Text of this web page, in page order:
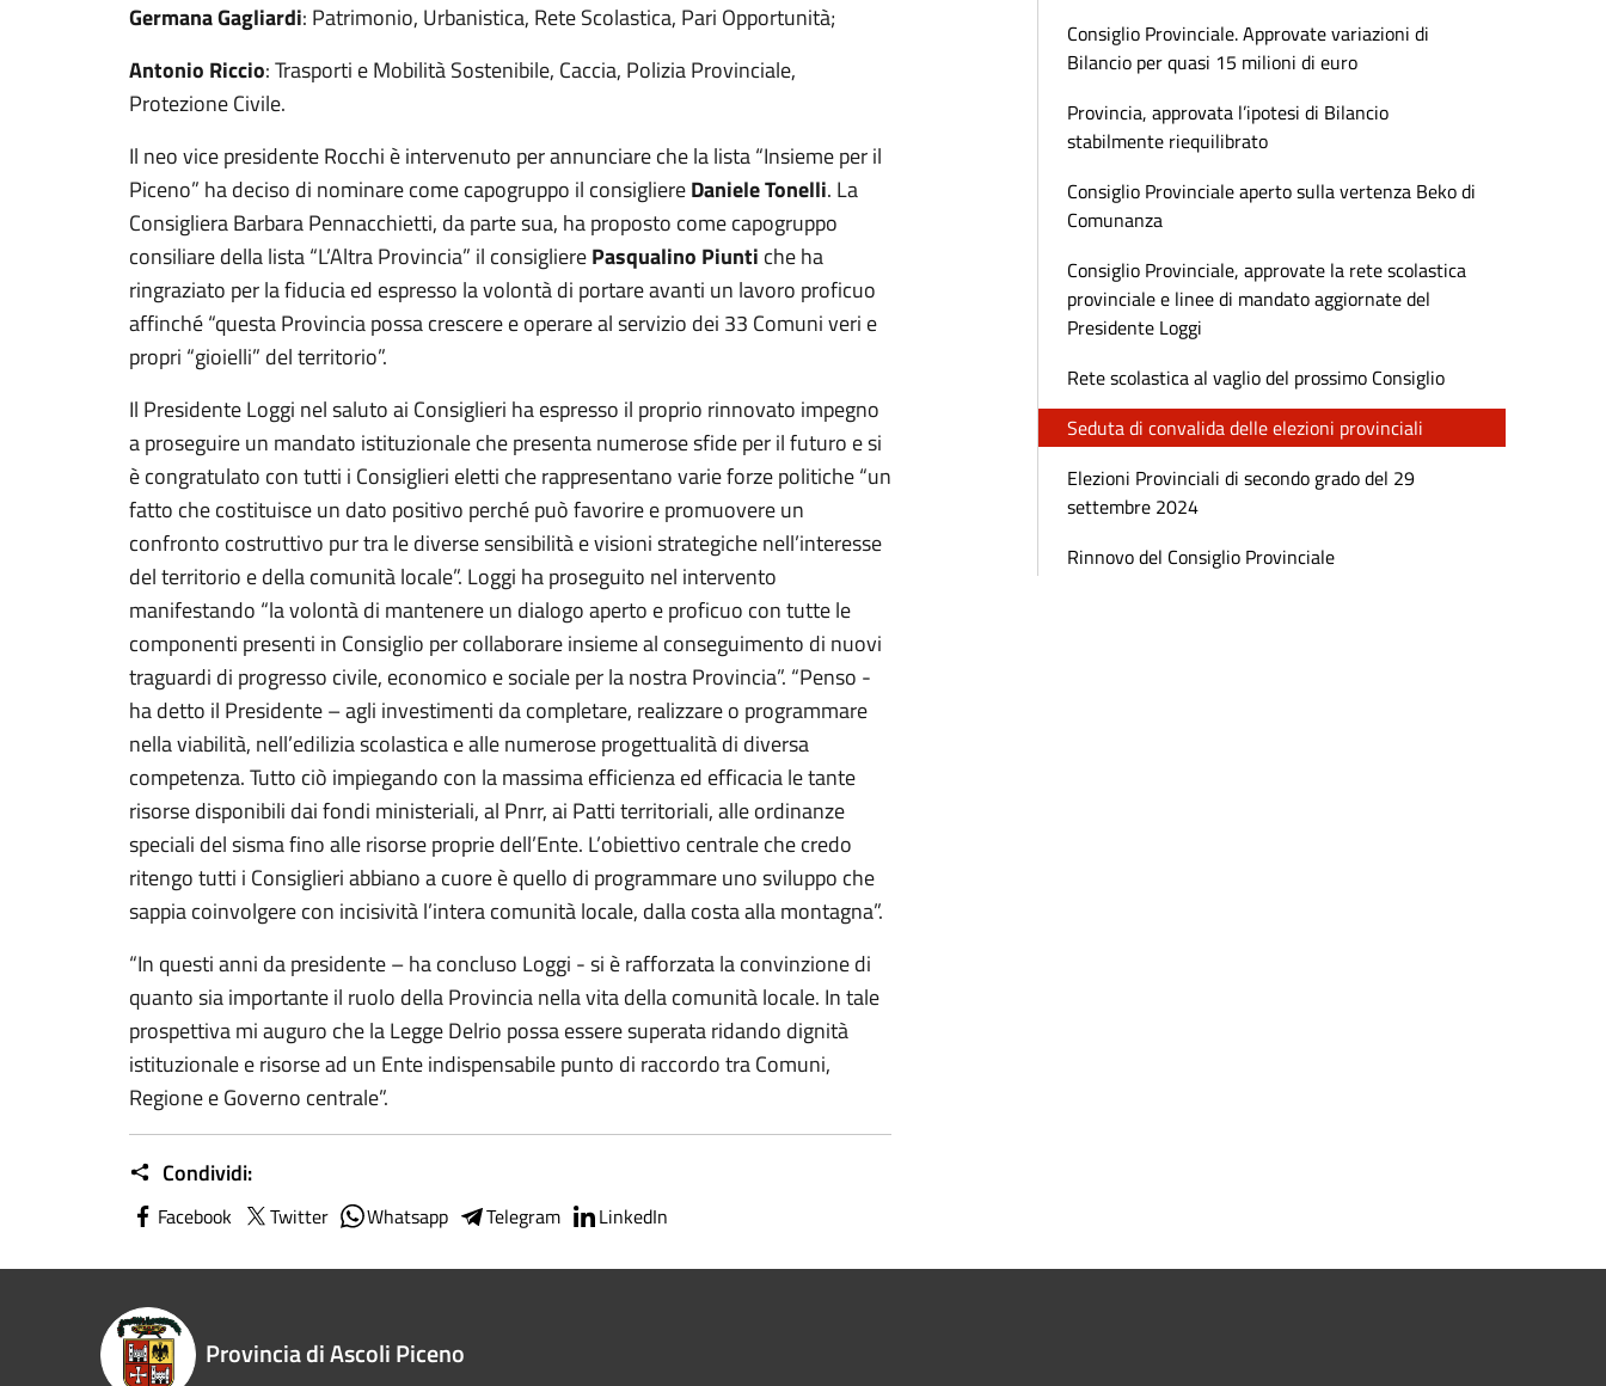
Germana Gagliardi: Patrimonio, Urbanistica, Rete Scolastica, Pari Opportunità;
Antonio Riccio: Trasporti e Mobilità Sostenibile, Caccia, Polizia Provinciale,
Protezione Civile.
Il neo vice presidente Rocchi è intervenuto per annunciare che la lista “Insieme per il
Piceno” ha deciso di nominare come capogruppo il consigliereDaniele Tonelli. La
Consigliera Barbara Pennacchietti, da parte sua, ha proposto come capogruppo
consiliare della lista “L’Altra Provincia” il consiglierePasqualino Piunti che ha
ringraziato per la fiducia ed espresso la volontà di portare avanti un lavoro proficuo
affinché “questa Provincia possa crescere e operare al servizio dei 33 Comuni veri e
propri “gioielli” del territorio”.
Il Presidente Loggi nel saluto ai Consiglieri ha espresso il proprio rinnovato impegno
a proseguire un mandato istituzionale che presenta numerose sfide per il futuro e si
è congratulato con tutti i Consiglieri eletti che rappresentano varie forze politiche “un
fatto che costituisce un dato positivo perché può favorire e promuovere un
confronto costruttivo pur tra le diverse sensibilità e visioni strategiche nell’interesse
del territorio e della comunità locale”. Loggi ha proseguito nel intervento
manifestando “la volontà di mantenere un dialogo aperto e proficuo con tutte le
componenti presenti in Consiglio per collaborare insieme al conseguimento di nuovi
traguardi di progresso civile, economico e sociale per la nostra Provincia”. “Penso -
ha detto il Presidente – agli investimenti da completare, realizzare o programmare
nella viabilità, nell’edilizia scolastica e alle numerose progettualità di diversa
competenza. Tutto ciò impiegando con la massima efficienza ed efficacia le tante
risorse disponibili dai fondi ministeriali, al Pnrr, ai Patti territoriali, alle ordinanze
speciali del sisma fino alle risorse proprie dell’Ente. L’obiettivo centrale che credo
ritengo tutti i Consiglieri abbiano a cuore è quello di programmare uno sviluppo che
sappia coinvolgere con incisività l’intera comunità locale, dalla costa alla montagna”.
“In questi anni da presidente – ha concluso Loggi - si è rafforzata la convinzione di
quanto sia importante il ruolo della Provincia nella vita della comunità locale. In tale
prospettiva mi auguro che la Legge Delrio possa essere superata ridando dignità
istituzionale e risorse ad un Ente indispensabile punto di raccordo tra Comuni,
Regione e Governo centrale”.
Condividi:
Facebook Twitter Whatsapp Telegram LinkedIn
Consiglio Provinciale. Approvate variazioni di
Bilancio per quasi 15 milioni di euro
Provincia, approvata l’ipotesi di Bilancio
stabilmente riequilibrato
Consiglio Provinciale aperto sulla vertenza Beko di
Comunanza
Consiglio Provinciale, approvate la rete scolastica
provinciale e linee di mandato aggiornate del
Presidente Loggi
Rete scolastica al vaglio del prossimo Consiglio
Seduta di convalida delle elezioni provinciali
Elezioni Provinciali di secondo grado del 29
settembre 2024
Rinnovo del Consiglio Provinciale
Provincia di Ascoli Piceno